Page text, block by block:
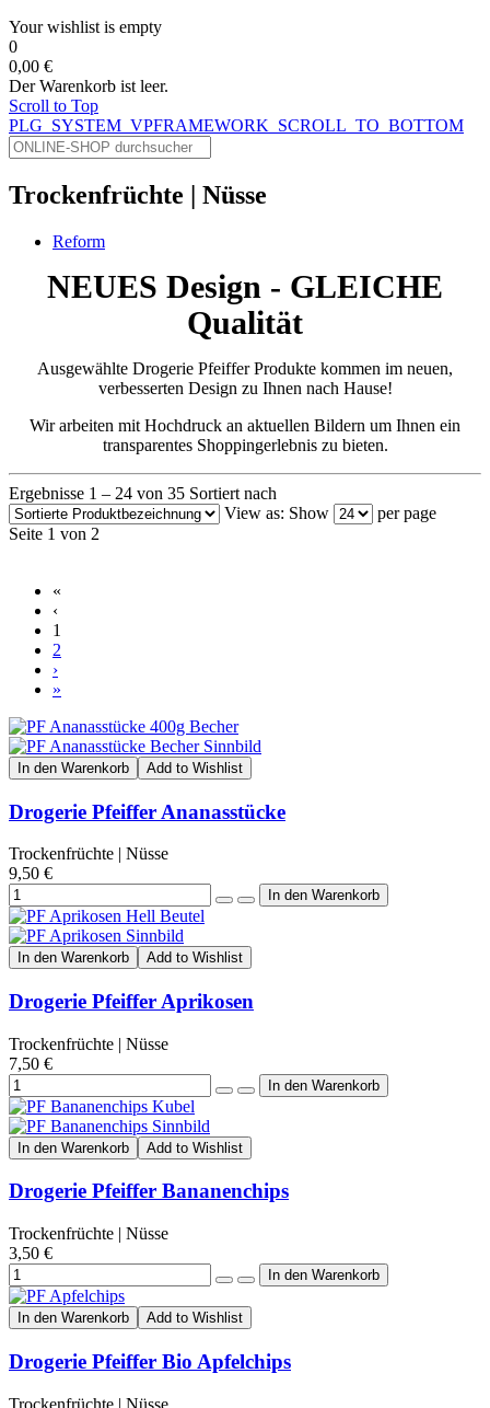
Your wishlist is empty
0
0,00 €
Der Warenkorb ist leer.
Scroll to Top
PLG_SYSTEM_VPFRAMEWORK_SCROLL_TO_BOTTOM
Trockenfrüchte | Nüsse
Reform
NEUES Design - GLEICHE
Qualität
Ausgewählte Drogerie Pfeiffer Produkte kommen im neuen,
verbesserten Design zu Ihnen nach Hause!
Wir arbeiten mit Hochdruck an aktuellen Bildern um Ihnen ein
transparentes Shoppingerlebnis zu bieten.
Ergebnisse 1 – 24 von 35 Sortiert nach
View as: Show
per page
Seite 1 von 2
«
‹
1
2
›
»
In den Warenkorb Add to Wishlist
Drogerie Pfeiffer Ananasstücke
Trockenfrüchte | Nüsse
9,50 €
In den Warenkorb Add to Wishlist
Drogerie Pfeiffer Aprikosen
Trockenfrüchte | Nüsse
7,50 €
In den Warenkorb Add to Wishlist
Drogerie Pfeiffer Bananenchips
Trockenfrüchte | Nüsse
3,50 €
In den Warenkorb Add to Wishlist
Drogerie Pfeiffer Bio Apfelchips
Trockenfrüchte | Nüsse